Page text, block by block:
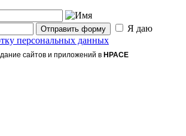
Отправить форму
Я даю
персональных данных
сайтов и приложений в HPACE